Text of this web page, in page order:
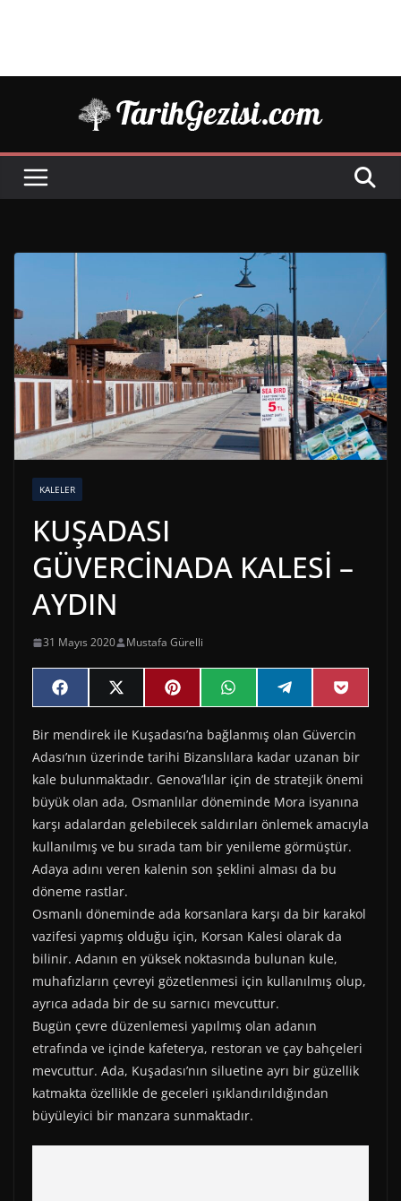
KALELER
KUŞADASI
GÜVERCİNADA KALESİ –
AYDIN
31 Mayıs 2020 Mustafa Gürelli
Share
on
F
a
e
b
o
o
k
Share
on
X
(
w
i
t
t
r
)
Share
on
P
i
t
e
r
e
s
t
Share
on
W
h
t
s
A
p
p
Share
on
e
e
g
r
a
m
Share
on
P
o
k
e
t
Bir mendirek ile Kuşadası’na bağlanmış olan Güvercin
Adası’nın üzerinde tarihi Bizanslılara kadar uzanan bir
kale bulunmaktadır. Genova’lılar için de stratejik önemi
büyük olan ada, Osmanlılar döneminde Mora isyanına
karşı adalardan gelebilecek saldırıları önlemek amacıyla
kullanılmış ve bu sırada tam bir yenileme görmüştür.
Adaya adını veren kalenin son şeklini alması da bu
döneme rastlar.
Osmanlı döneminde ada korsanlara karşı da bir karakol
vazifesi yapmış olduğu için, Korsan Kalesi olarak da
bilinir. Adanın en yüksek noktasında bulunan kule,
muhafızların çevreyi gözetlenmesi için kullanılmış olup,
ayrıca adada bir de su sarnıcı mevcuttur.
Bugün çevre düzenlemesi yapılmış olan adanın
etrafında ve içinde kafeterya, restoran ve çay bahçeleri
mevcuttur. Ada, Kuşadası’nın siluetine ayrı bir güzellik
katmakta özellikle de geceleri ışıklandırıldığından
büyüleyici bir manzara sunmaktadır.